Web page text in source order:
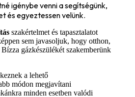
igénybe venni a segítségünk,
és egyeztessen velünk.
szakértelmet és tapasztalatot
sem javasoljuk, hogy otthon,
gázkészülékét szakemberünk
a lehető
módon megjavítani
minden esetben valódi